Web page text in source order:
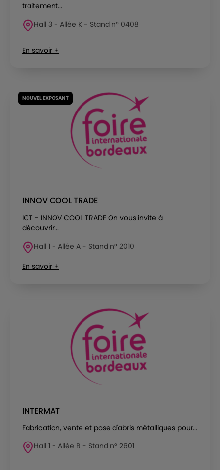
traitement...
Hall 3 - Allée K - Stand n° 0408
En savoir +
NOUVEL EXPOSANT
INNOV COOL TRADE
ICT - INNOV COOL TRADE On vous invite à
découvrir...
Hall 1 - Allée A - Stand n° 2010
En savoir +
INTERMAT
Fabrication, vente et pose d'abris métalliques pour...
Hall 1 - Allée B - Stand n° 2601